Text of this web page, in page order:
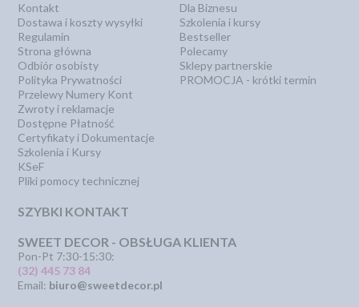
Kontakt
Dostawa i koszty wysyłki
Regulamin
Strona główna
Odbiór osobisty
Polityka Prywatności
Przelewy Numery Kont
Zwroty i reklamacje
Dostępne Płatność
Certyfikaty i Dokumentacje
Szkolenia i Kursy
KSeF
Pliki pomocy technicznej
Dla Biznesu
Szkolenia i kursy
Bestseller
Polecamy
Sklepy partnerskie
PROMOCJA - krótki termin
SZYBKI KONTAKT
SWEET DECOR - OBSŁUGA KLIENTA
Pon-Pt 7:30-15:30:
(32) 445 73 84
Email: biuro@sweetdecor.pl